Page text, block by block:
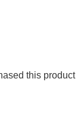
this product